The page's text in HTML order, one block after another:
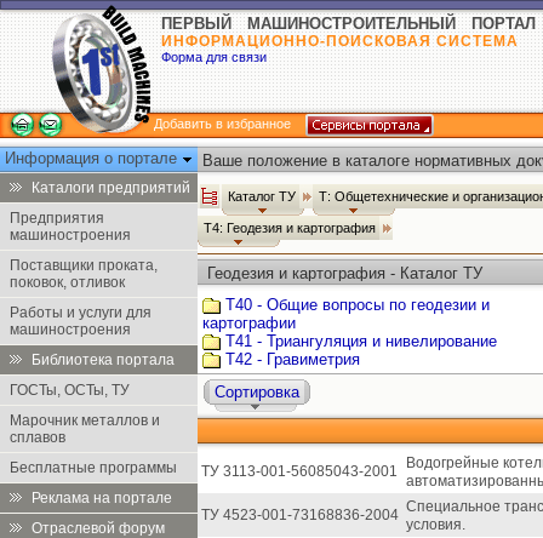
ПЕРВЫЙ МАШИНОСТРОИТЕЛЬНЫЙ ПОРТАЛ
ИНФОРМАЦИОННО-ПОИСКОВАЯ СИСТЕМА
Форма для связи
Добавить в избранное
Информация о портале
Каталоги предприятий
Предприятия
машиностроения
Поставщики проката,
поковок, отливок
Работы и услуги для
машиностроения
Библиотека портала
ГОСТы, ОСТы, ТУ
Марочник металлов и
сплавов
Бесплатные программы
Реклама на портале
Отраслевой форум
Ваше положение в каталоге нормативных
Каталог ТУ Т: Общетехнические и
Т4: Геодезия и картография
Геодезия и картография - Каталог ТУ
Т40 - Общие вопросы по геодезии и
картографии
Т41 - Триангуляция и нивелирование
Т42 - Гравиметрия
Сортировка
ТУ 3113-001-56085043-2001
Водогрейные
ТУ 4523-001-73168836-2004 Специальное
условия.